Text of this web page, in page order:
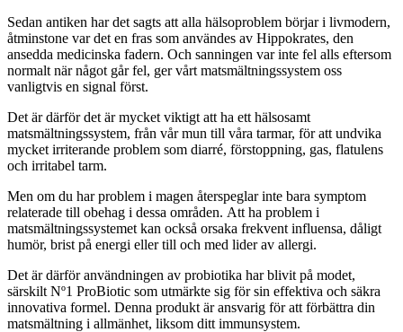
Sedan antiken har det sagts att alla hälsoproblem börjar i livmodern,
åtminstone var det en fras som användes av Hippokrates, den
ansedda medicinska fadern. Och sanningen var inte fel alls eftersom
normalt när något går fel, ger vårt matsmältningssystem oss
vanligtvis en signal först.
Det är därför det är mycket viktigt att ha ett hälsosamt
matsmältningssystem, från vår mun till våra tarmar, för att undvika
mycket irriterande problem som diarré, förstoppning, gas, flatulens
och irritabel tarm.
Men om du har problem i magen återspeglar inte bara symptom
relaterade till obehag i dessa områden. Att ha problem i
matsmältningssystemet kan också orsaka frekvent influensa, dåligt
humör, brist på energi eller till och med lider av allergi.
Det är därför användningen av probiotika har blivit på modet,
särskilt Nº1 ProBiotic som utmärkte sig för sin effektiva och säkra
innovativa formel. Denna produkt är ansvarig för att förbättra din
matsmältning i allmänhet, liksom ditt immunsystem.